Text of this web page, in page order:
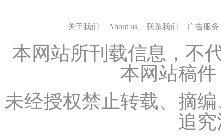
关于我们 | About us | 联系我们 | 广告服务
本网站所刊载信息，不
本网站稿
未经授权禁止转载、摘
追